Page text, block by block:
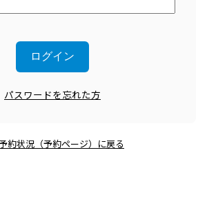
パスワードを忘れた方
約状況（予約ページ）に戻る